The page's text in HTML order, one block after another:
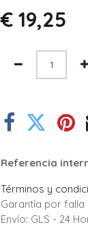
€ 19,25
Referencia
Términos y
Garantía por falla
Envío: GLS - 24